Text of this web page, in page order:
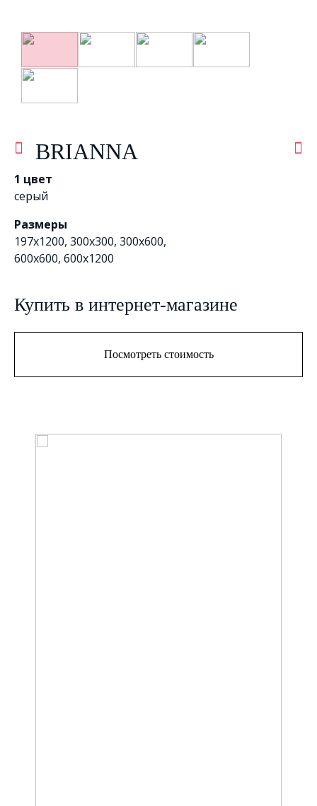
BRIANNA
1 цвет
серый
Размеры
197x1200, 300х300, 300x600,
600x600, 600x1200
Купить в интернет-магазине
Посмотреть стоимость